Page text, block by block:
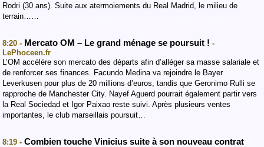
Rodri (30 ans). Suite aux atermoiements du Real Madrid, le milieu de
terrain……
8:20 - Mercato OM – Le grand ménage se poursuit ! -
LePhoceen.fr
L’OM accélère son mercato des départs afin d’alléger sa masse salariale et
de renforcer ses finances. Facundo Medina va rejoindre le Bayer
Leverkusen pour plus de 20 millions d’euros, tandis que Geronimo Rulli se
rapproche de Manchester City. Nayef Aguerd pourrait également partir vers
la Real Sociedad et Igor Paixao reste suivi. Après plusieurs ventes
importantes, le club marseillais poursuit…
8:19 - Combien touche Vinicius suite à son nouveau contrat